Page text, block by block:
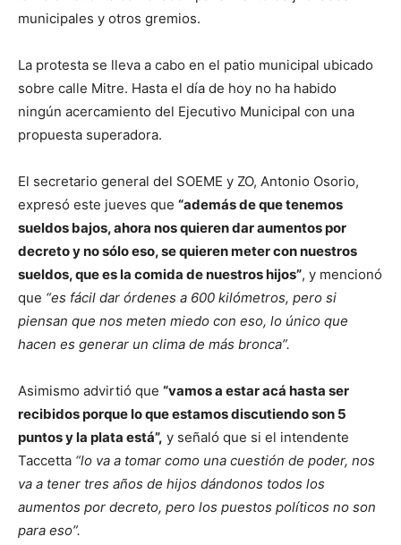
municipales y otros gremios.
La protesta se lleva a cabo en el patio municipal ubicado
sobre calle Mitre. Hasta el día de hoy no ha habido
ningún acercamiento del Ejecutivo Municipal con una
propuesta superadora.
El secretario general del SOEME y ZO, Antonio Osorio,
expresó este jueves que “además de que tenemos
sueldos bajos, ahora nos quieren dar aumentos por
decreto y no sólo eso, se quieren meter con nuestros
sueldos, que es la comida de nuestros hijos”, y mencionó
que “es fácil dar órdenes a 600 kilómetros, pero si
piensan que nos meten miedo con eso, lo único que
hacen es generar un clima de más bronca”.
Asimismo advirtió que “vamos a estar acá hasta ser
recibidos porque lo que estamos discutiendo son 5
puntos y la plata está”, y señaló que si el intendente
Taccetta “lo va a tomar como una cuestión de poder, nos
va a tener tres años de hijos dándonos todos los
aumentos por decreto, pero los puestos políticos no son
para eso”.